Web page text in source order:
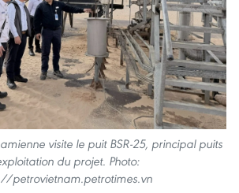
visite le puit BSR-25, principal puits
du projet. Photo:
petrovietnam.petrotimes.vn